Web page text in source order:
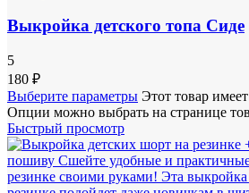
Выкройка детского топа Сиде
5
180 ₽
Выберите параметры Этот товар
Опции можно выбрать на странице
Быстрый просмотр